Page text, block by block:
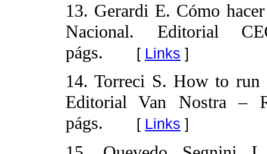
13. Gerardi E. Cómo
Nacional. Editorial
págs. [ Links ]
14. Torreci S. How to run
Editorial Van Nostra –
págs. [ Links ]